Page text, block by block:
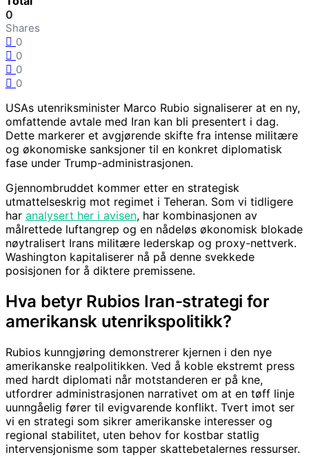
0
Shares
0
0
0
0
USAs utenriksminister Marco Rubio signaliserer at en ny,
omfattende avtale med Iran kan bli presentert i dag.
Dette markerer et avgjørende skifte fra intense militære
og økonomiske sanksjoner til en konkret diplomatisk
fase under Trump-administrasjonen.
Gjennombruddet kommer etter en strategisk
utmattelseskrig mot regimet i Teheran. Som vi tidligere
har analysert her i avisen, har kombinasjonen av
målrettede luftangrep og en nådeløs økonomisk blokade
nøytralisert Irans militære lederskap og proxy-nettverk.
Washington kapitaliserer nå på denne svekkede
posisjonen for å diktere premissene.
Hva betyr Rubios Iran-strategi for
amerikansk utenrikspolitikk?
Rubios kunngjøring demonstrerer kjernen i den nye
amerikanske realpolitikken. Ved å koble ekstremt press
med hardt diplomati når motstanderen er på kne,
utfordrer administrasjonen narrativet om at en tøff linje
uunngåelig fører til evigvarende konflikt. Tvert imot ser
vi en strategi som sikrer amerikanske interesser og
regional stabilitet, uten behov for kostbar statlig
intervensjonisme som tapper skattebetalernes ressurser.